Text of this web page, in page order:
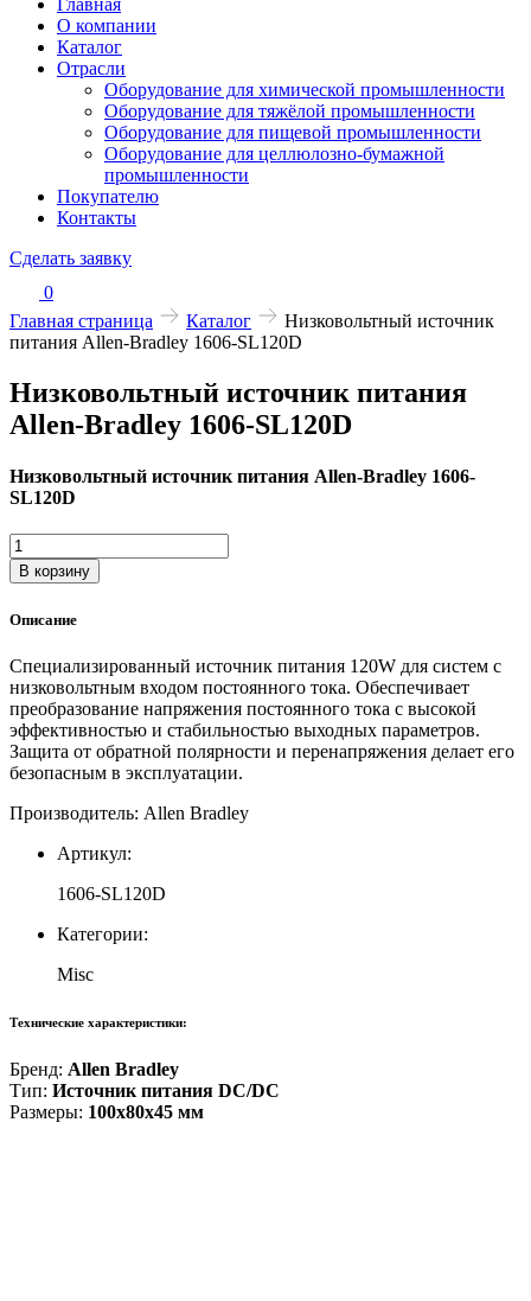
Главная
О компании
Каталог
Отрасли
Оборудование для химической промышленности
Оборудование для тяжёлой промышленности
Оборудование для пищевой промышленности
Оборудование для целлюлозно-бумажной
промышленности
Покупателю
Контакты
Сделать заявку
0
Главная страница
Каталог
Низковольтный источник
питания Allen-Bradley 1606-SL120D
Низковольтный источник питания
Allen-Bradley 1606-SL120D
Низковольтный источник питания Allen-Bradley 1606-
SL120D
Количество
товара
Низковольтный
питания
Bradley
1606-
SL120D
В корзину
Описание
Специализированный источник питания 120W для систем с
низковольтным входом постоянного тока. Обеспечивает
преобразование напряжения постоянного тока с высокой
эффективностью и стабильностью выходных параметров.
Защита от обратной полярности и перенапряжения делает его
безопасным в эксплуатации.
Производитель: Allen Bradley
Артикул:
1606-SL120D
Категории:
Misc
Технические характеристики:
Бренд: Allen Bradley
Тип: Источник питания DC/DC
Размеры: 100x80x45 мм